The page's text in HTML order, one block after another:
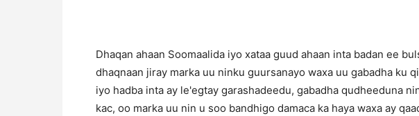
Dhaqan ahaan Soomaalida iyo xataa guud ahaan inta badan ee
dhaqnaan jiray marka uu ninku guursanayo waxa uu gabadha ku
iyo hadba inta ay le'egtay garashadeedu, gabadha qudheeduna
kac, oo marka uu nin u soo bandhigo damaca ka haya waxa ay